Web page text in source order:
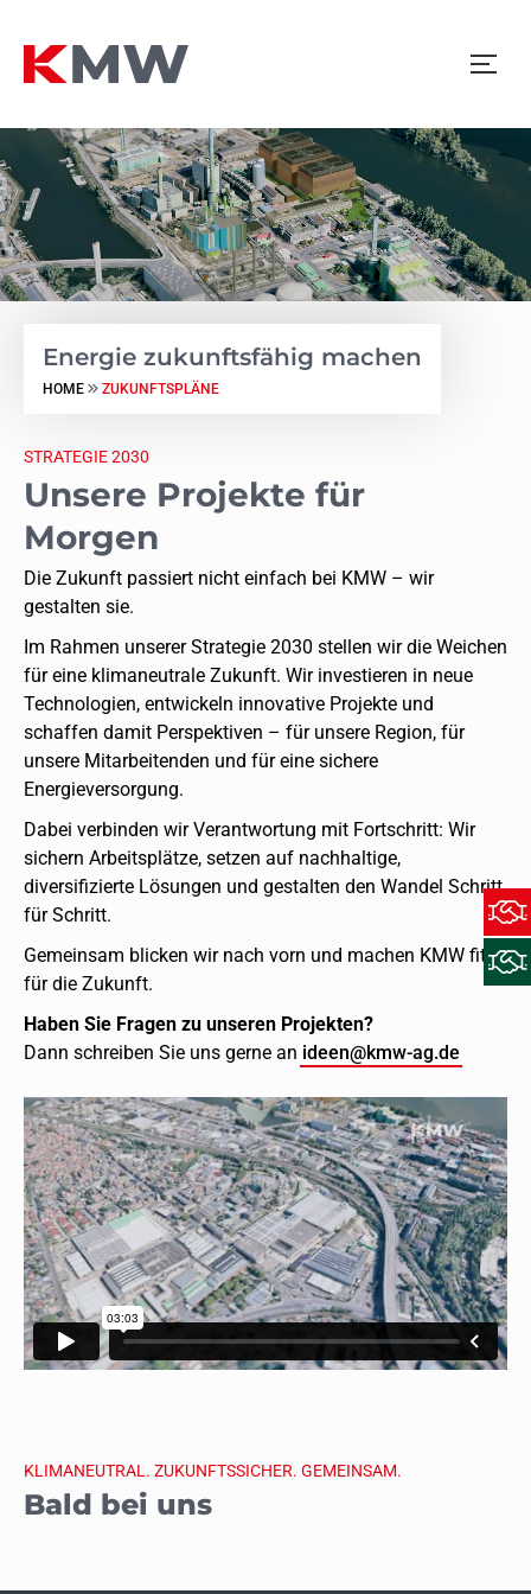
Energie zukunftsfähig machen
HOME ZUKUNFTSPLÄNE
STRATEGIE 2030
Unsere Projekte für
Morgen
Die Zukunft passiert nicht einfach bei KMW – wir
gestalten sie.
Im Rahmen unserer Strategie 2030 stellen wir die Weichen
für eine klimaneutrale Zukunft. Wir investieren in neue
Technologien, entwickeln innovative Projekte und
schaffen damit Perspektiven – für unsere Region, für
unsere Mitarbeitenden und für eine sichere
Energieversorgung.
Dabei verbinden wir Verantwortung mit Fortschritt: Wir
sichern Arbeitsplätze, setzen auf nachhaltige,
diversifizierte Lösungen und gestalten den Wandel Schritt
für Schritt.
Gemeinsam blicken wir nach vorn und machen KMW fit
für die Zukunft.
Haben Sie Fragen zu unseren Projekten?
Dann schreiben Sie uns gerne an ideen@kmw-ag.de
KLIMANEUTRAL. ZUKUNFTSSICHER. GEMEINSAM.
Bald bei uns